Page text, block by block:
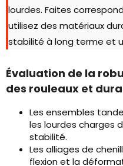
lourdes. Faites
utilisez des matériaux
stabilité à long terme et
Évaluation de la
des rouleaux et
Les ensembles
les lourdes charges
stabilité.
Les alliages de
flexion et la